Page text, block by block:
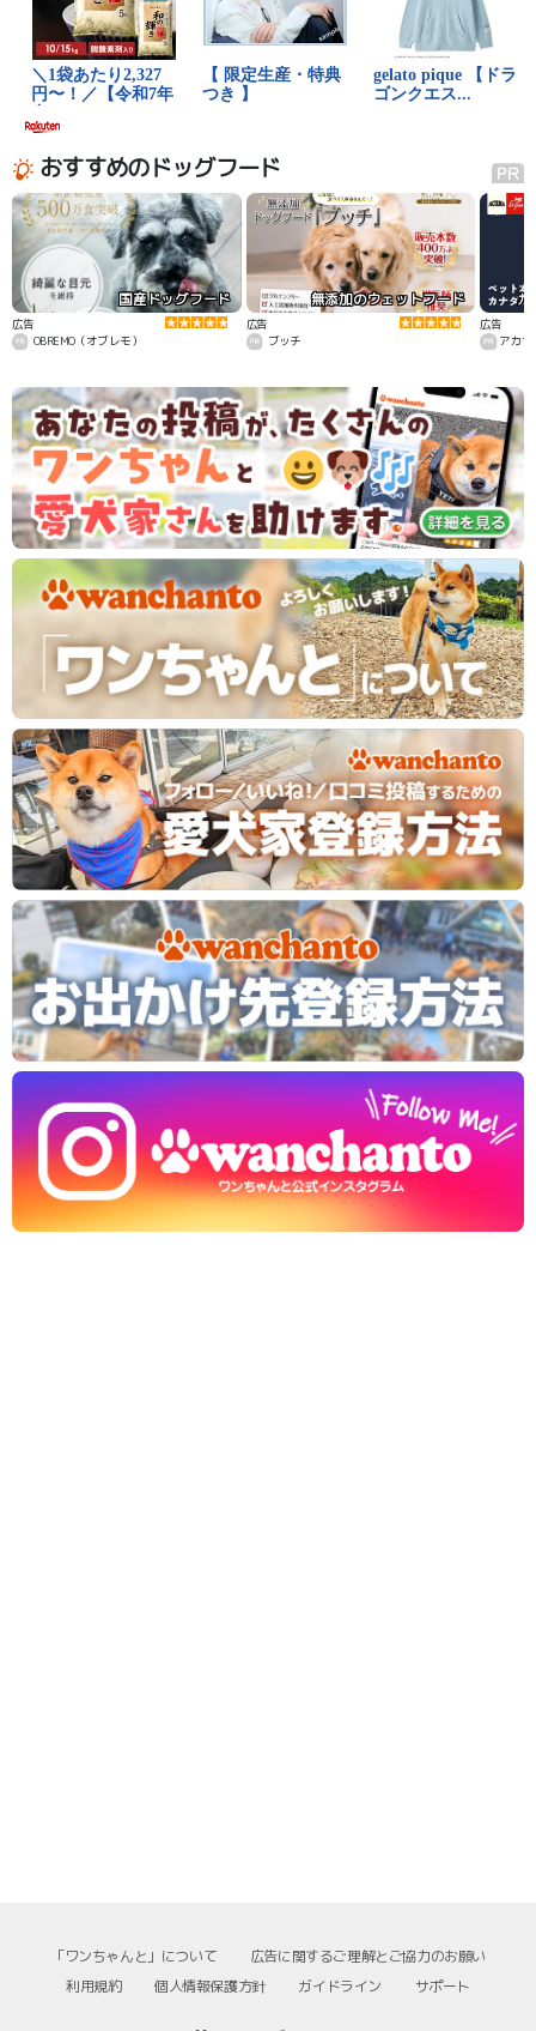
おすすめのドッグフード
国産ドッグフード
広告
OBREMO（オブレモ）
無添加のウェットフード
広告
ブッチ
カ
広告
アカ
「ワンちゃんと」について
広告に関するご理解とご協力のお願い
利用規約
個人情報保護方針 ガイドライン サポート